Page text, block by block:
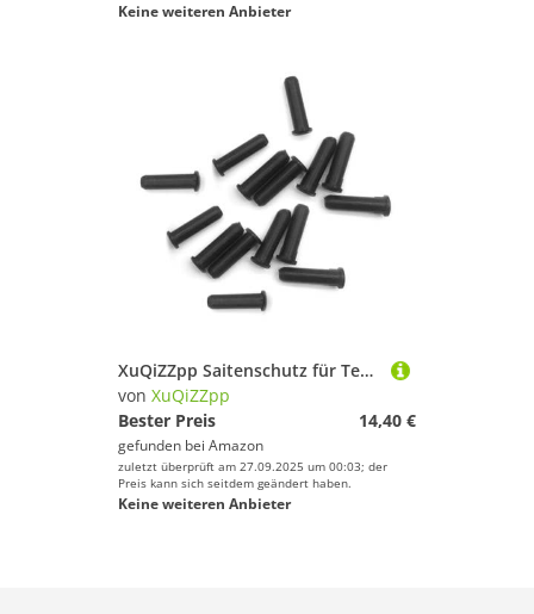
Keine weiteren Anbieter
XuQiZZpp Saitenschutz für Tennisschläger
von XuQiZZpp
Bester Preis
14,40 €
gefunden bei Amazon
zuletzt überprüft am 27.09.2025 um 00:03; der
Preis kann sich seitdem geändert haben.
Keine weiteren Anbieter